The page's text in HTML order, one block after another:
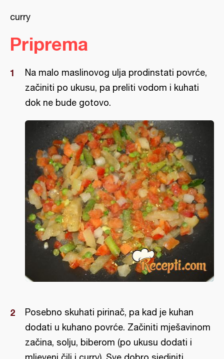
curry
Priprema
Na malo maslinovog ulja prodinstati povrće,
začiniti po ukusu, pa preliti vodom i kuhati
dok ne bude gotovo.
Posebno skuhati pirinač, pa kad je kuhan
dodati u kuhano povrće. Začiniti mješavinom
začina, solju, biberom (po ukusu dodati i